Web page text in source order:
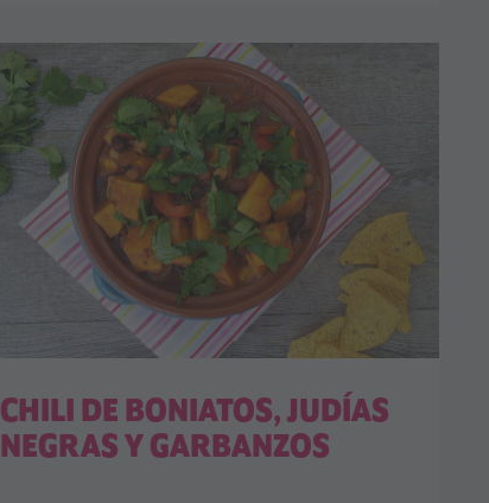
CHILI DE BONIATOS, JUDÍAS
NEGRAS Y GARBANZOS